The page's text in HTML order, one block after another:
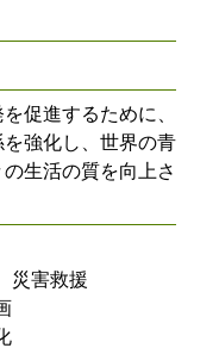
促進するために、
強化し、世界の青
生活の質を向上さ
災害救援